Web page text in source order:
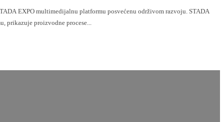
EXPO multimedijalnu platformu posvećenu održivom razvoju. STADA
prikazuje proizvodne procese...